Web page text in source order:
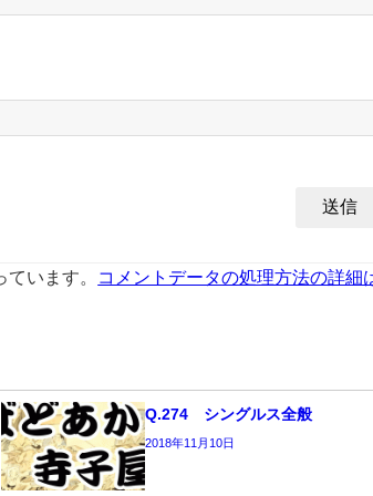
います。
コメントデータの処理方法の詳細
Q.274 シングルス全般
2018年11月10日